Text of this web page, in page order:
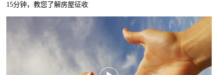
15分钟，教您了解房屋征收